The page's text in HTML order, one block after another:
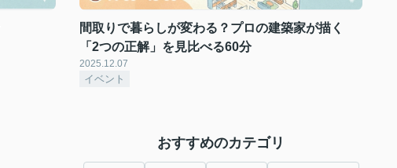
間取りで暮らしが変わる？プロの建築家が描く
「2つの正解」を見比べる60分
2025.12.07
イベント
おすすめのカテゴリ